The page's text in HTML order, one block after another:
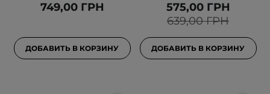
749,00 ГРН
ДОБАВИТЬ В КОРЗИНУ
639,00 ГРН
575,00 ГРН
ДОБАВИТЬ В КОРЗИНУ